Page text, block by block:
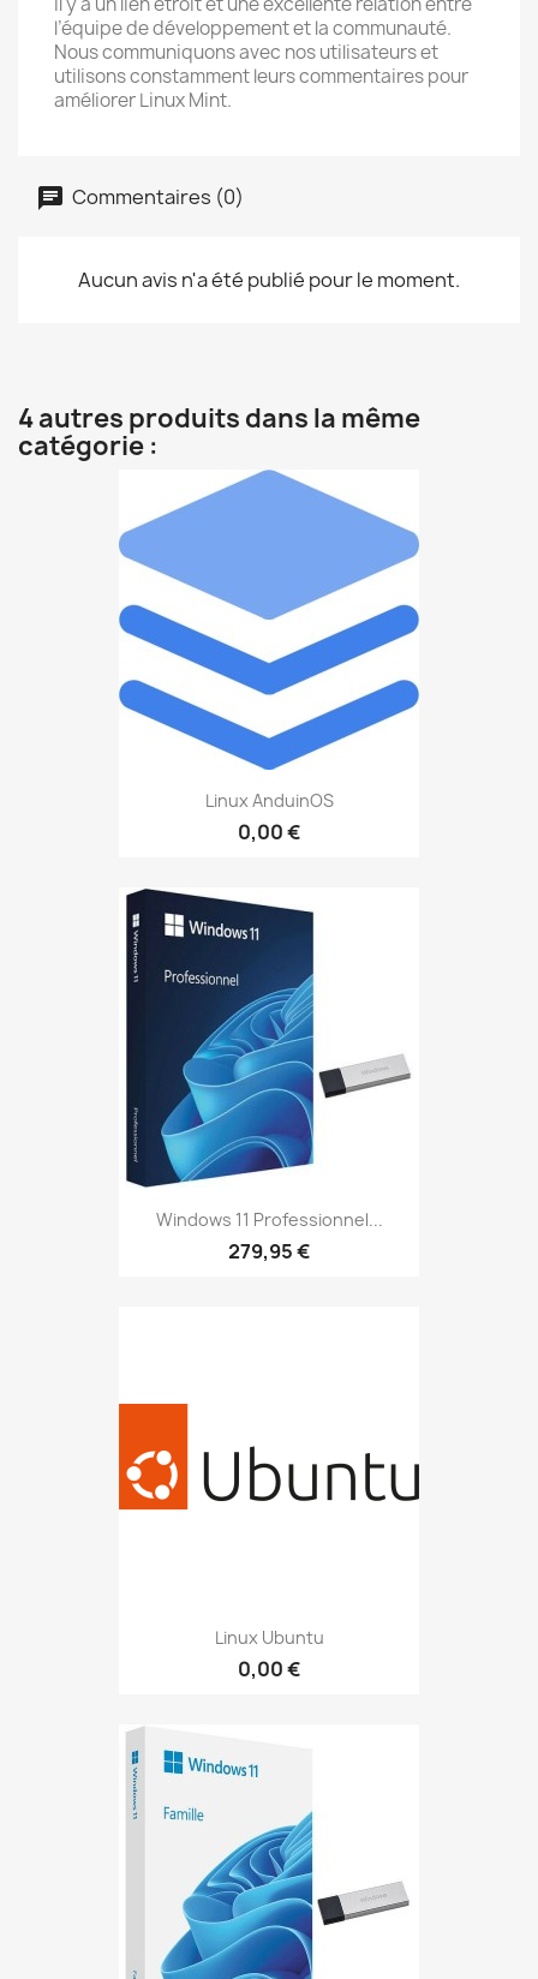
l’équipe de développement et la communauté.
Nous communiquons avec nos utilisateurs et
utilisons constamment leurs commentaires pour
améliorer Linux Mint.
Commentaires (0)
Aucun avis n'a été publié pour le moment.
4 autres produits dans la même
catégorie :
Linux AnduinOS
0,00 €
Windows 11 Professionnel...
279,95 €
Linux Ubuntu
0,00 €